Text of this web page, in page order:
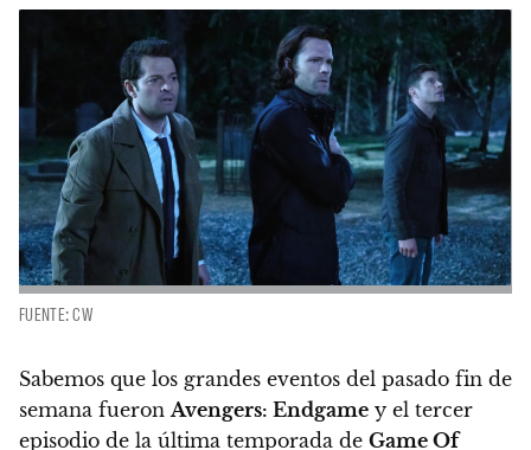
FUENTE: CW
Sabemos que los grandes eventos del pasado fin de
semana fueronAvengers: Endgame y el tercer
episodio de la última temporada de Game Of